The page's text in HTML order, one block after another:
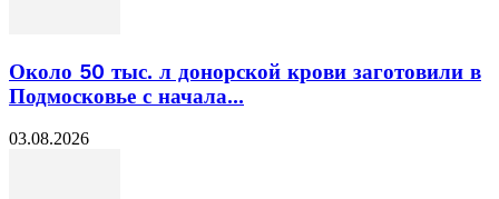
Около 50 тыс. л донорской крови заготовили в
Подмосковье с начала...
03.08.2026